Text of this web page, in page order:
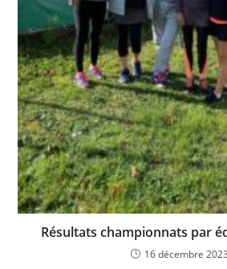
Résultats championnats par
16 décembre 2023